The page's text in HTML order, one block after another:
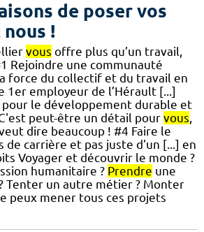
de poser vos
!
vous offre plus qu’un travail,
Rejoindre une communauté
force du collectif et du travail en
1er employeur de l’Hérault [...]
pour le développement durable et
peut-être un détail pour vous,
dire beaucoup ! #4 Faire le
de carrière et pas juste d'un [...] en
Voyager et découvrir le monde ?
humanitaire ? Prendre une
Tenter un autre métier ? Monter
peux mener tous ces projets